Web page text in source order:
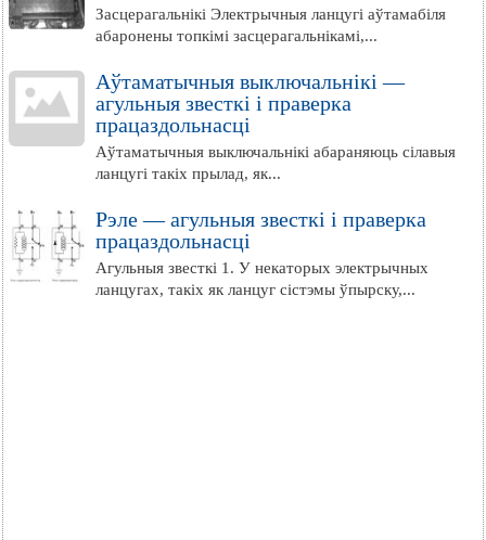
Засцерагальнікі Электрычныя ланцугі аўтамабіля
абаронены топкімі засцерагальнікамі,...
Аўтаматычныя выключальнікі —
агульныя звесткі і праверка
працаздольнасці
Аўтаматычныя выключальнікі абараняюць сілавыя
ланцугі такіх прылад, як...
Рэле — агульныя звесткі і праверка
працаздольнасці
Агульныя звесткі 1. У некаторых электрычных
ланцугах, такіх як ланцуг сістэмы ўпырску,...